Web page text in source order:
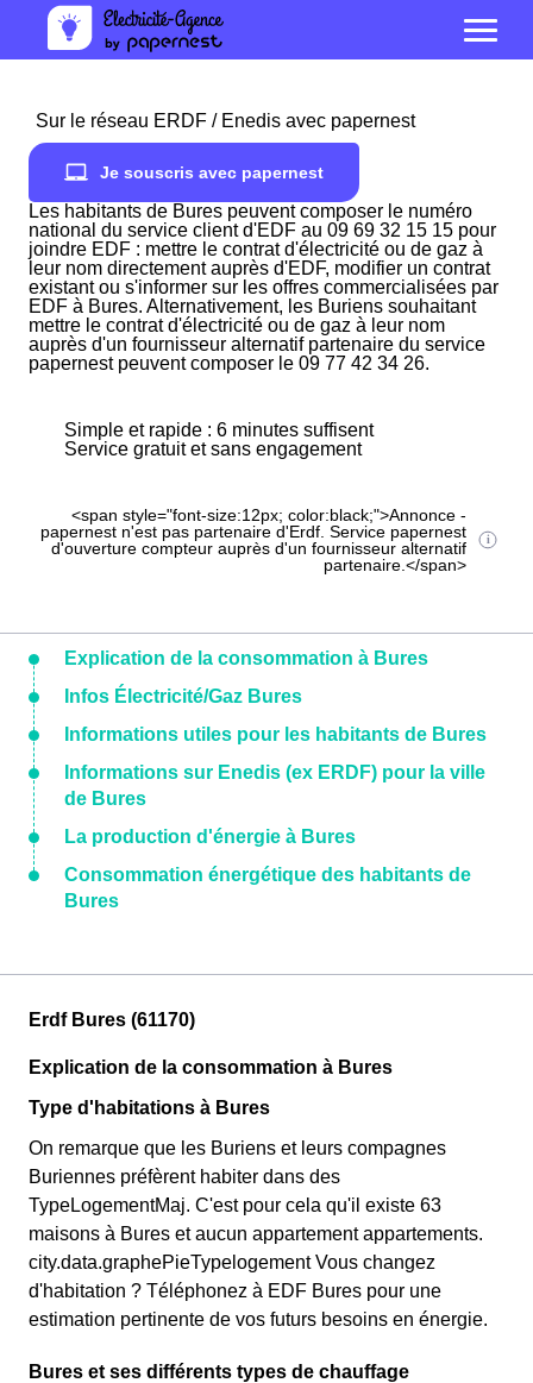
Sur le réseau ERDF / Enedis avec papernest
Je souscris avec papernest
Les habitants de Bures peuvent composer le numéro
national du service client d'EDF au 09 69 32 15 15 pour
joindre EDF : mettre le contrat d'électricité ou de gaz à
leur nom directement auprès d'EDF, modifier un contrat
existant ou s'informer sur les offres commercialisées par
EDF à Bures. Alternativement, les Buriens souhaitant
mettre le contrat d'électricité ou de gaz à leur nom
auprès d'un fournisseur alternatif partenaire du service
papernest peuvent composer le 09 77 42 34 26.
Simple et rapide : 6 minutes suffisent
Service gratuit et sans engagement
<span style="font-size:12px; color:black;">Annonce -
papernest n'est pas partenaire d'Erdf. Service papernest
d'ouverture compteur auprès d'un fournisseur alternatif
partenaire.</span>
Explication de la consommation à Bures
Infos Électricité/Gaz Bures
Informations utiles pour les habitants de Bures
Informations sur Enedis (ex ERDF) pour la ville
de Bures
La production d'énergie à Bures
Consommation énergétique des habitants de
Bures
Erdf Bures (61170)
Explication de la consommation à Bures
Type d'habitations à Bures
On remarque que les Buriens et leurs compagnes
Buriennes préfèrent habiter dans des
TypeLogementMaj. C'est pour cela qu'il existe 63
maisons à Bures et aucun appartement appartements.
city.data.graphePieTypelogement Vous changez
d'habitation ? Téléphonez à EDF Bures pour une
estimation pertinente de vos futurs besoins en énergie.
Bures et ses différents types de chauffage